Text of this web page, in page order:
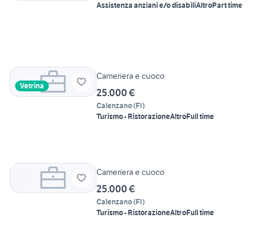
Assistenza anziani e/o disabiliAltroPart time
Vetrina
Cameriera e cuoco
25.000 €
Calenzano(FI)
Turismo - RistorazioneAltroFull time
Cameriera e cuoco
25.000 €
Calenzano(FI)
Turismo - RistorazioneAltroFull time